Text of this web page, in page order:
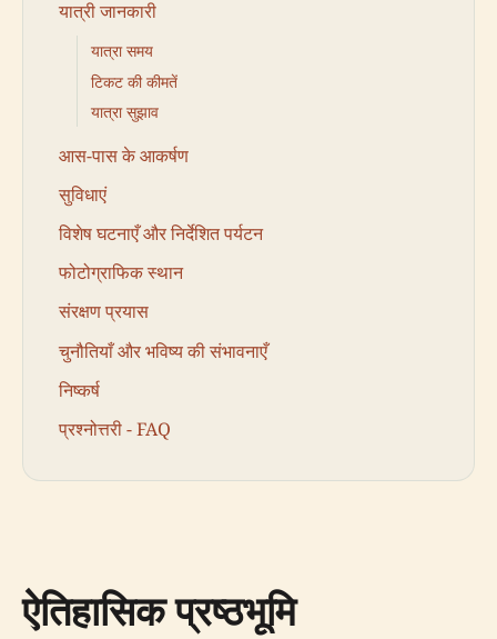
यात्री जानकारी
यात्रा समय
टिकट की कीमतें
यात्रा सुझाव
आस-पास के आकर्षण
सुविधाएं
विशेष घटनाएँ और निर्देशित पर्यटन
फोटोग्राफिक स्थान
संरक्षण प्रयास
चुनौतियाँ और भविष्य की संभावनाएँ
निष्कर्ष
प्रश्नोत्तरी - FAQ
ऐतिहासिक प्रष्ठभूमि